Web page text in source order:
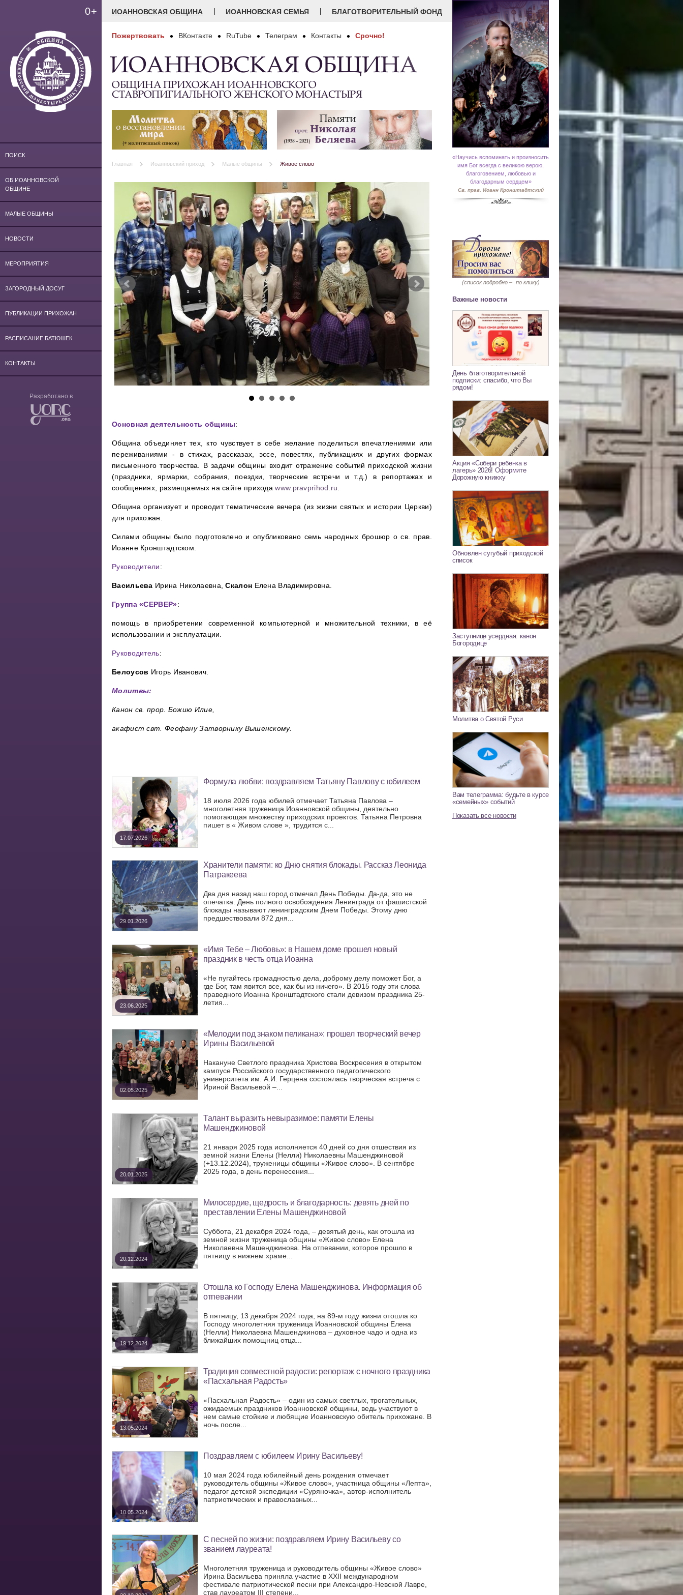
0+
ПОИСК
ОБ ИОАННОВСКОЙ
ОБЩИНЕ
МАЛЫЕ ОБЩИНЫ
НОВОСТИ
МЕРОПРИЯТИЯ
ЗАГОРОДНЫЙ ДОСУГ
ПУБЛИКАЦИИ ПРИХОЖАН
РАСПИСАНИЕ БАТЮШЕК
КОНТАКТЫ
Разработано в
ИОАННОВСКАЯ ОБЩИНА | ИОАННОВСКАЯ СЕМЬЯ | БЛАГОТВОРИТЕЛЬНЫЙ ФОНД
Пожертвовать ВКонтакте RuTube Телеграм Контакты Срочно!
ИОАННОВСКАЯ ОБЩИНА
ОБЩИНА ПРИХОЖАН ИОАННОВСКОГО
СТАВРОПИГИАЛЬНОГО ЖЕНСКОГО МОНАСТЫРЯ
Главная Иоанновский приход Малые общины Живое слово
Основная деятельность общины:
Община объединяет тех, кто чувствует в себе желание поделиться впечатлениями или
переживаниями - в стихах, рассказах, эссе, повестях, публикациях и других формах
письменного творчества. В задачи общины входит отражение событий приходской жизни
(праздники, ярмарки, собрания, поездки, творческие встречи и т.д.) в репортажах и
сообщениях, размещаемых на сайте прихода www.pravprihod.ru
Община организует и проводит тематические вечера (из жизни святых и истории Церкви)
для прихожан.
Силами общины было подготовлено и опубликовано семь народных брошюр о св. прав.
Иоанне Кронштадтском.
Руководители:
Васильева Ирина Николаевна,Скалон Елена Владимировна.
Группа «СЕРВЕР»:
помощь в приобретении современной компьютерной и множительной техники, в её
использовании и эксплуатации.
Руководитель:
Белоусов Игорь Иванович.
Молитвы:
Канон св. прор. Божию Илие,
акафист свт. Феофану Затворнику Вышенскому.
17.07.2026
Формула любви: поздравляем Татьяну Павлову с юбилеем
18 июля 2026 года юбилей отмечает Татьяна Павлова –
многолетняя труженица Иоанновской общины, деятельно
помогающая множеству приходских проектов. Татьяна Петровна
пишет в « Живом слове », трудится с...
29.01.2026
Хранители памяти: ко Дню снятия блокады. Рассказ Леонида
Патракеева
Два дня назад наш город отмечал День Победы. Да-да, это не
опечатка. День полного освобождения Ленинграда от фашистской
блокады называют ленинградским Днем Победы. Этому дню
предшествовали 872 дня...
23.06.2025
«Имя Тебе – Любовь»: в Нашем доме прошел новый
праздник в честь отца Иоанна
«Не пугайтесь громадностью дела, доброму делу поможет Бог, а
где Бог, там явится все, как бы из ничего». В 2015 году эти слова
праведного Иоанна Кронштадтского стали девизом праздника 25-
летия...
02.05.2025
«Мелодии под знаком пеликана»: прошел творческий вечер
Ирины Васильевой
Накануне Светлого праздника Христова Воскресения в открытом
кампусе Российского государственного педагогического
университета им. А.И. Герцена состоялась творческая встреча с
Ириной Васильевой –...
20.01.2025
Талант выразить невыразимое: памяти Елены
Машенджиновой
21 января 2025 года исполняется 40 дней со дня отшествия из
земной жизни Елены (Нелли) Николаевны Машенджиновой
(+13.12.2024), труженицы общины «Живое слово». В сентябре
2025 года, в день перенесения...
20.12.2024
Милосердие, щедрость и благодарность: девять дней по
преставлении Елены Машенджиновой
Суббота, 21 декабря 2024 года, – девятый день, как отошла из
земной жизни труженица общины «Живое слово» Елена
Николаевна Машенджинова. На отпевании, которое прошло в
пятницу в нижнем храме...
19.12.2024
Отошла ко Господу Елена Машенджинова. Информация об
отпевании
В пятницу, 13 декабря 2024 года, на 89-м году жизни отошла ко
Господу многолетняя труженица Иоанновской общины Елена
(Нелли) Николаевна Машенджинова – духовное чадо и одна из
ближайших помощниц отца...
13.05.2024
Традиция совместной радости: репортаж с ночного праздника
«Пасхальная Радость»
«Пасхальная Радость» – один из самых светлых, трогательных,
ожидаемых праздников Иоанновской общины, ведь участвуют в
нем самые стойкие и любящие Иоанновскую обитель прихожане. В
ночь после...
10.05.2024
Поздравляем с юбилеем Ирину Васильеву!
10 мая 2024 года юбилейный день рождения отмечает
руководитель общины «Живое слово», участница общины «Лепта»,
педагог детской экспедиции «Суряночка», автор-исполнитель
патриотических и православных...
С песней по жизни: поздравляем Ирину Васильеву со
званием лауреата!
Многолетняя труженица и руководитель общины «Живое слово»
Ирина Васильева приняла участие в XXII международном
фестивале патриотической песни при Александро-Невской Лавре,
став лауреатом III степени...
«Научись вспоминать и произносить
имя Бог всегда с великою верою,
благоговением, любовью и
благодарным сердцем»
Св. прав. Иоанн Кронштадтский
(список подробно – по клику)
Важные новости
День благотворительной
подписки: спасибо, что Вы
рядом!
Акция «Собери ребенка в
лагерь» 2026! Оформите
Дорожную книжку
Обновлен сугубый приходской
список
Заступнице усердная: канон
Богородице
Молитва о Святой Руси
Вам телеграмма: будьте в курсе
«семейных» событий
Показать все новости